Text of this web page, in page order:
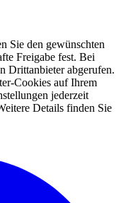
Sie den gewünschten
Freigabe fest. Bei
Drittanbieter abgerufen.
Cookies auf Ihrem
jederzeit
Details finden Sie